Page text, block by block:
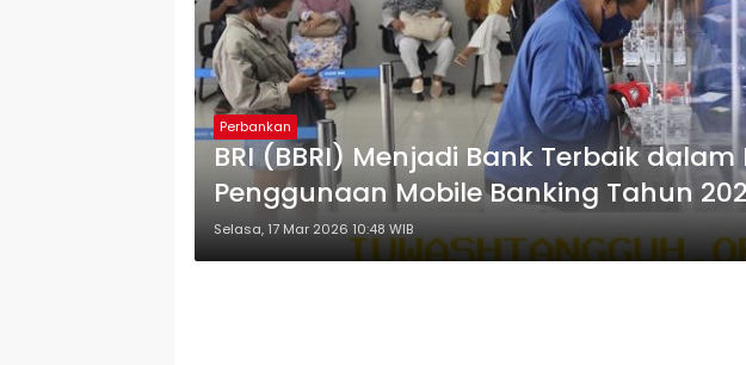
Perbankan
BRI (BBRI) Menjadi Bank Terbaik
Penggunaan Mobile Banking Tahun
Selasa, 17 Mar 2026 10:48 WIB